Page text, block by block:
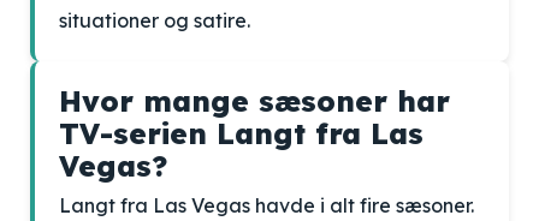
situationer og satire.
Hvor mange sæsoner har
TV-serien Langt fra Las
Vegas?
Langt fra Las Vegas havde i alt fire sæsoner.